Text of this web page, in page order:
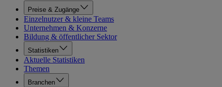
Preise & Zugänge
Einzelnutzer & kleine Teams
Unternehmen & Konzerne
Bildung & öffentlicher Sektor
Statistiken
Aktuelle Statistiken
Themen
Branchen